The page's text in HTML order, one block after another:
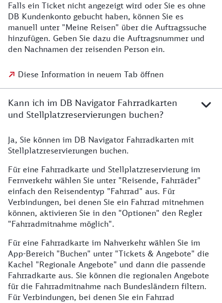
Falls ein Ticket nicht angezeigt wird oder Sie es ohne
DB Kundenkonto gebucht haben, können Sie es
manuell unter "Meine Reisen" über die Auftragssuche
hinzufügen. Geben Sie dazu die Auftragsnummer und
den Nachnamen der reisenden Person ein.
Diese Information in neuem Tab öffnen
Kann ich im DB Navigator Fahrradkarten
und Stellplatzreservierungen buchen?
Ja, Sie können im DB Navigator Fahrradkarten mit
Stellplatzreservierungen buchen.
Für eine Fahrradkarte und Stellplatzreservierung im
Fernverkehr wählen Sie unter "Reisende, Fahrräder"
einfach den Reisendentyp "Fahrrad" aus. Für
Verbindungen, bei denen Sie ein Fahrrad mitnehmen
können, aktivieren Sie in den "Optionen" den Regler
"Fahrradmitnahme möglich".
Für eine Fahrradkarte im Nahverkehr wählen Sie im
App-Bereich "Buchen" unter "Tickets & Angebote" die
Kachel "Regionale Angebote" und dann die passende
Fahrradkarte aus. Sie können die regionalen Angebote
für die Fahrradmitnahme nach Bundesländern filtern.
Für Verbindungen, bei denen Sie ein Fahrrad